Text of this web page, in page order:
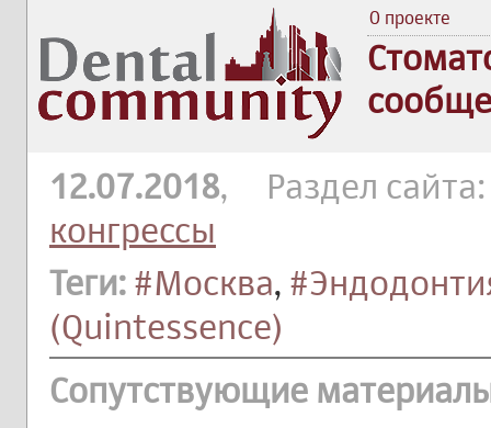
О проекте
12.07.2018, Раздел
конгрессы
Теги: #Москва,
(Quintessence)
Сопутствующие